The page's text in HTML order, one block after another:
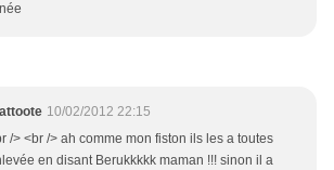
10/02/2012 22:15
/> <br /> ah comme mon fiston ils les a toutes
en disant Berukkkkk maman !!! sinon il a